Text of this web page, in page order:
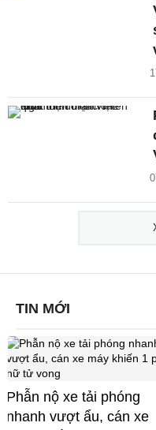
TIN MỚI
Phẫn nộ xe tải phóng
nhanh vượt ẩu, cán xe